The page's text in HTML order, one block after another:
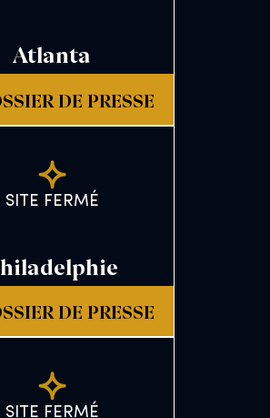
Atlanta
DE PRESSE
SITE FERMÉ
DE PRESSE
SITE FERMÉ